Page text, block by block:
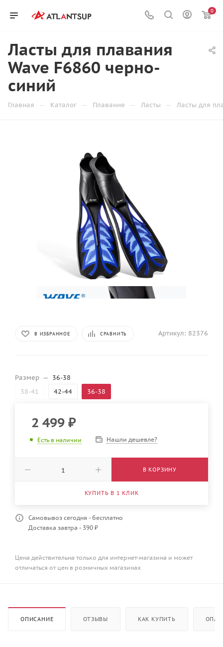
0
Ласты для плавания
Wave F6860 черно-
синий
Главная — Каталог — Плавание — Ласты — Ласты для
В ИЗБРАННОЕ СРАВНИТЬ Артикул: 82376
Размер — 36-38
38-41
42-44 36-38
2 499 ₽
Есть в наличии Нашли дешевле?
В КОРЗИНУ
КУПИТЬ В 1 КЛИК
Самовывоз сегодня - бесплатно
Доставка завтра - 390 ₽
Цена действительна только для интернет-магазина и может
отличаться от цен в розничных магазинах
ОПИСАНИЕ ОТЗЫВЫ КАК КУПИТЬ